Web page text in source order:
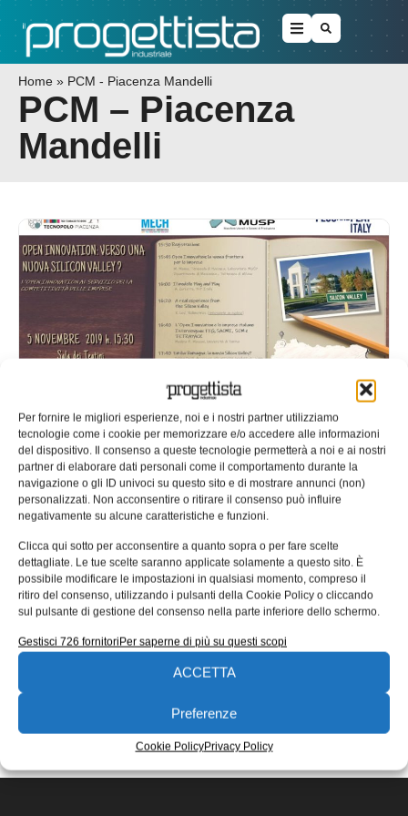
Per fornire le migliori esperienze, noi e i nostri partner utilizziamo
tecnologie come i cookie per memorizzare e/o accedere alle informazioni
del dispositivo. Il consenso a queste tecnologie permetterà a noi e ai nostri
partner di elaborare dati personali come il comportamento durante la
navigazione o gli ID univoci su questo sito e di mostrare annunci (non)
personalizzati. Non acconsentire o ritirare il consenso può influire
negativamente su alcune caratteristiche e funzioni.
Clicca qui sotto per acconsentire a quanto sopra o per fare scelte
dettagliate. Le tue scelte saranno applicate solamente a questo sito. È
possibile modificare le impostazioni in qualsiasi momento, compreso il
ritiro del consenso, utilizzando i pulsanti della Cookie Policy o cliccando
sul pulsante di gestione del consenso nella parte inferiore dello schermo.
Gestisci 726 fornitoriPer saperne di più su questi scopi
ACCETTA
Preferenze
Cookie PolicyPrivacy Policy
Home » PCM - Piacenza Mandelli
PCM – Piacenza
Mandelli
Open Innovation: verso una nuova
Silicon Valley
Open Innovation: verso un nuova Silicon Valley è il titolo
di un incontro che si terrà il 5 novembre alle
EDICOLA WEB
ISCRIVITI ALLA NEWSLETTER